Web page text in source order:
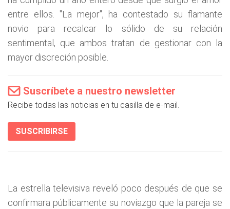
entre ellos. "La mejor", ha contestado su flamante
novio para recalcar lo sólido de su relación
sentimental, que ambos tratan de gestionar con la
mayor discreción posible.
Suscríbete a nuestro newsletter
Recibe todas las noticias en tu casilla de e-mail.
SUSCRIBIRSE
La estrella televisiva reveló poco después de que se
confirmara públicamente su noviazgo que la pareja se